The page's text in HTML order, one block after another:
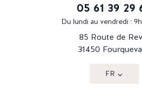
05 61 39 29
Du lundi au vendredi :
85 Route de
31450
FR